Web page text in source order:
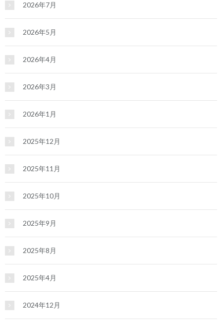
2026年7月
2026年5月
2026年4月
2026年3月
2026年1月
2025年12月
2025年11月
2025年10月
2025年9月
2025年8月
2025年4月
2024年12月